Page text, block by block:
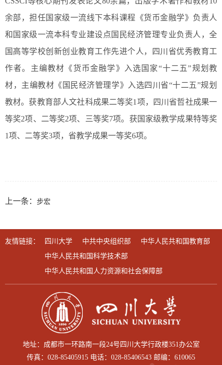
余部，担任国家级一流线下本科课程《货币金融学》负责人
和国家级一流本科专业建设点国民经济管理专业负责人，全
国高等学校创新创业教育工作先进个人，四川省优秀教育工
作者。主编教材《货币金融学》入选国家“十二五”规划教
材，主编教材《国民经济管理学》入选四川省“十二五”规划
教材。获教育部人文社科成果二等奖1项，四川省哲社成果一
等奖2项、二等奖2项、三等奖7项。获国家级教学成果特等奖
1项、二等奖3项，省教学成果一等奖6项。
上一条： 步宏
友情链接： 四川大学 中共中央组织部
中华人民共和国教育部
中华人民共和国科学技术部
中华人民共和国人力资源和社会保障部
地址：成都市一环路南一段24号四川大学行政楼351办公室
传真：028-85405915 电话：028-85406543 邮编：610065